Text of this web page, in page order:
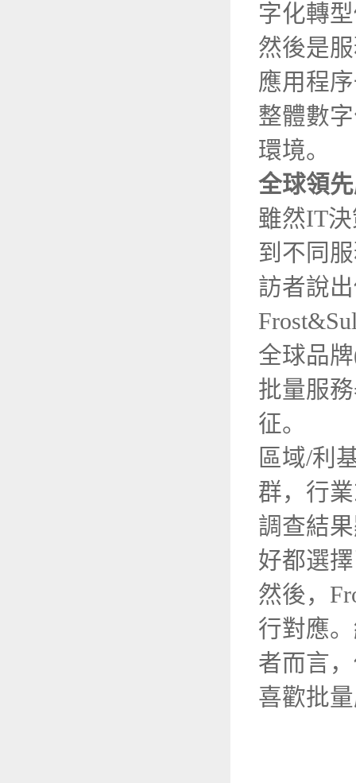
字化轉
然後是
應用程
整體數
環境。
全球領
雖然IT
到不同
訪者說
全球品
批量服
征。
區域/利
群，行
調查結
好都選
然後，
行對應
者而言
喜歡批